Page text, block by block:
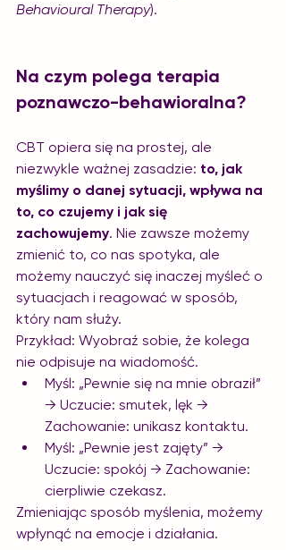
Behavioural Therapy).
Na czym polega terapia
poznawczo-behawioralna?
CBT opiera się na prostej, ale
niezwykle ważnej zasadzie: to, jak
myślimy o danej sytuacji, wpływa na
to, co czujemy i jak się
zachowujemy. Nie zawsze możemy
zmienić to, co nas spotyka, ale
możemy nauczyć się inaczej myśleć o
sytuacjach i reagować w sposób,
który nam służy.
Przykład: Wyobraź sobie, że kolega
nie odpisuje na wiadomość.
Myśl: „Pewnie się na mnie obraził”
→ Uczucie: smutek, lęk →
Zachowanie: unikasz kontaktu.
Myśl: „Pewnie jest zajęty” →
Uczucie: spokój → Zachowanie:
cierpliwie czekasz.
Zmieniając sposób myślenia, możemy
wpłynąć na emocje i działania.